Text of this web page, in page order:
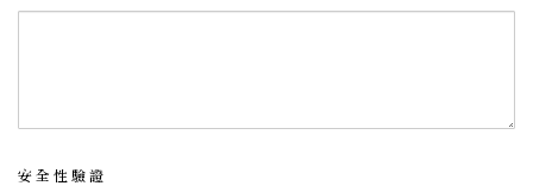
安全性驗證